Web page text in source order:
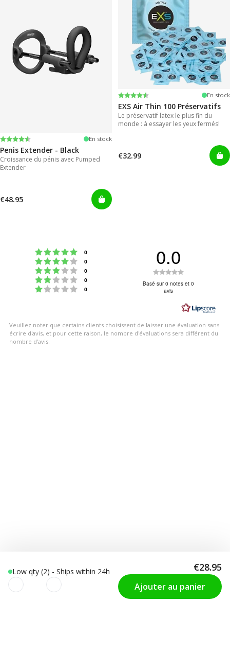
Low qty (2) - Ships within 24h €28.95
Ajouter au panier
Note:
4.4 sur 5 étoiles En stock
Penis Extender - Black
Croissance du pénis avec Pumped
Extender
€48.95
Note:
4.6 sur 5 étoiles En stock
EXS Air Thin 100 Préservatifs
Le préservatif latex le plus fin du
monde : à essayer les yeux fermés!
€32.99
Note : 5 étoiles sur 5
0
Note : 4 étoiles sur 5
0
Note : 3 étoiles sur 5
0
Note : 2 étoiles sur 5
0
Note : 1 étoiles sur 5
0
0.0
:
étoiles
sur
5
Basé sur 0 notes et 0
avis
Veuillez noter que certains clients choisissent de laisser une évaluation sans
écrire d'avis, et pour cette raison, le nombre d'évaluations sera différent du
nombre d'avis.